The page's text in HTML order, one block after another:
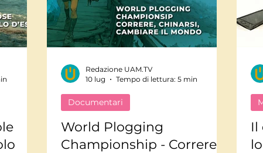
cultura e solidarietà Educazione e
Mindfulnes e Olismo Storie a lieto fine
impossibili Misteri
World Plogging
Championship - Correre,
Documentari
Redazione UAM.TV
10 lug
Tempo di lettura: 5 min
Il